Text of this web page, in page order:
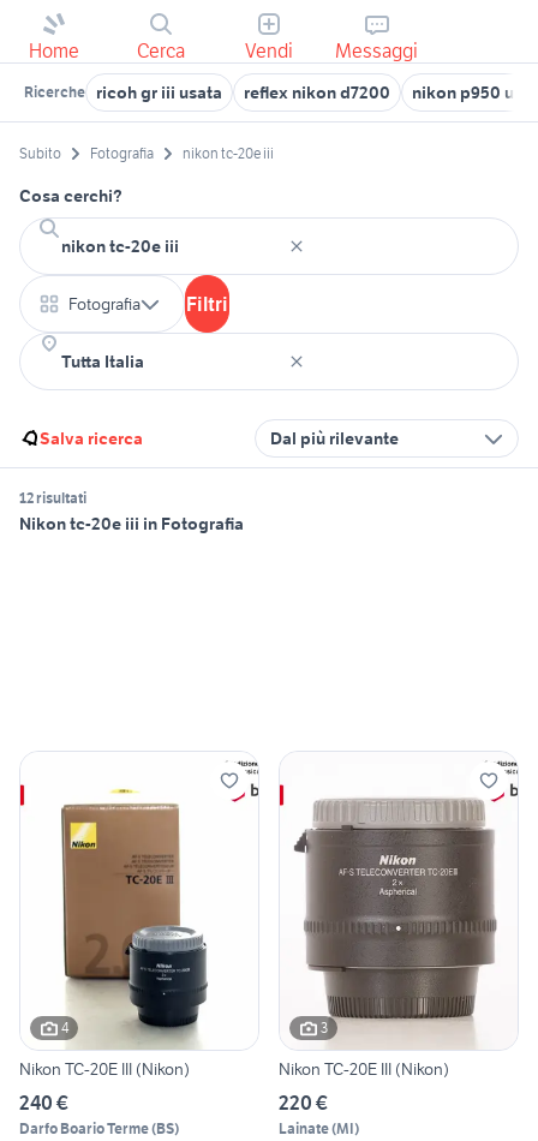
Home Cerca Vendi Messaggi
Ricerche ricoh gr iii usata reflex nikon d7200 nikon p950
Subito Fotografia nikon tc-20e iii
Cosa cerchi?
Fotografia Filtri
Salva ricerca Dal più rilevante
12 risultati
Nikon tc-20e iii in Fotografia
4
Nikon TC-20E III (Nikon)
240 €
Darfo Boario Terme(BS)
3
Nikon TC-20E III (Nikon)
220 €
Lainate(MI)